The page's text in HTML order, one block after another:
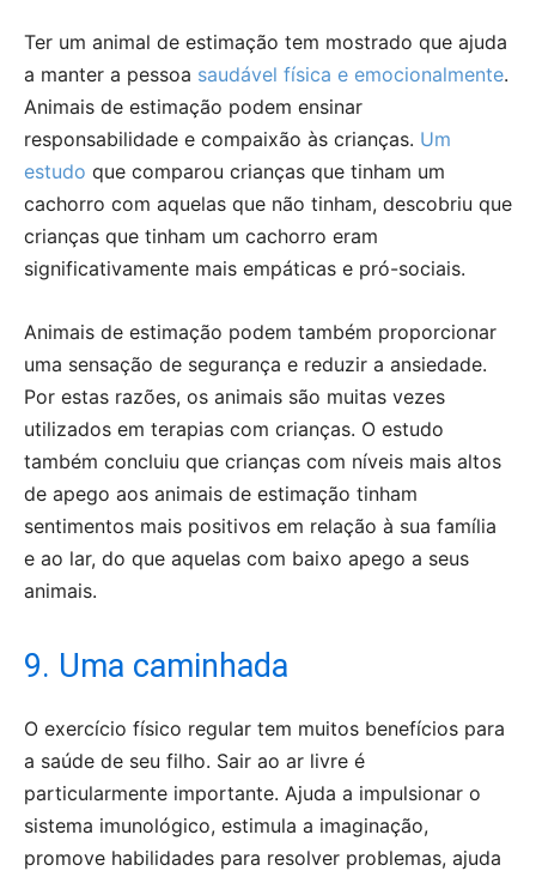
Ter um animal de estimação tem mostrado que ajuda
a manter a pessoa saudável física e emocionalmente.
Animais de estimação podem ensinar
responsabilidade e compaixão às crianças. Um
estudo que comparou crianças que tinham um
cachorro com aquelas que não tinham, descobriu que
crianças que tinham um cachorro eram
significativamente mais empáticas e pró-sociais.
Animais de estimação podem também proporcionar
uma sensação de segurança e reduzir a ansiedade.
Por estas razões, os animais são muitas vezes
utilizados em terapias com crianças. O estudo
também concluiu que crianças com níveis mais altos
de apego aos animais de estimação tinham
sentimentos mais positivos em relação à sua família
e ao lar, do que aquelas com baixo apego a seus
animais.
9. Uma caminhada
O exercício físico regular tem muitos benefícios para
a saúde de seu filho. Sair ao ar livre é
particularmente importante. Ajuda a impulsionar o
sistema imunológico, estimula a imaginação,
promove habilidades para resolver problemas, ajuda